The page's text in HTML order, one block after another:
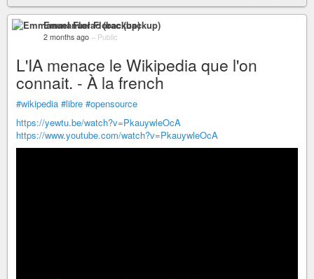
Emmanuel Florac (backup)
2 months ago – Public
L'IA menace le Wikipedia que l'on
connait. - À la french
#wikipedia #libre #opensource
https://yewtu.be/watch?v=PkauywleOcA
https://www.youtube.com/watch?v=PkauywleOcA